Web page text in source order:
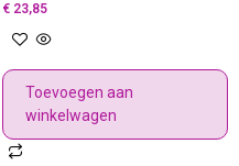
€23,85
Toevoegen aan
winkelwagen